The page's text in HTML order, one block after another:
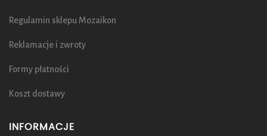
Regulamin sklepu Mozaikon
Reklamacje i zwroty
Formy płatności
Koszt dostawy
INFORMACJE